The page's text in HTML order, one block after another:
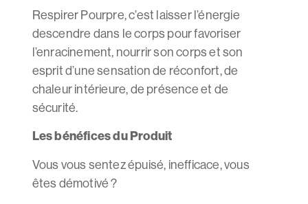
Respirer Pourpre, c’est laisser l’énergie
descendre dans le corps pour favoriser
l’enracinement, nourrir son corps et son
esprit d’une sensation de réconfort, de
chaleur intérieure, de présence et de
sécurité.
Les bénéfices du Produit
Vous vous sentez épuisé, inefficace, vous
êtes démotivé ?